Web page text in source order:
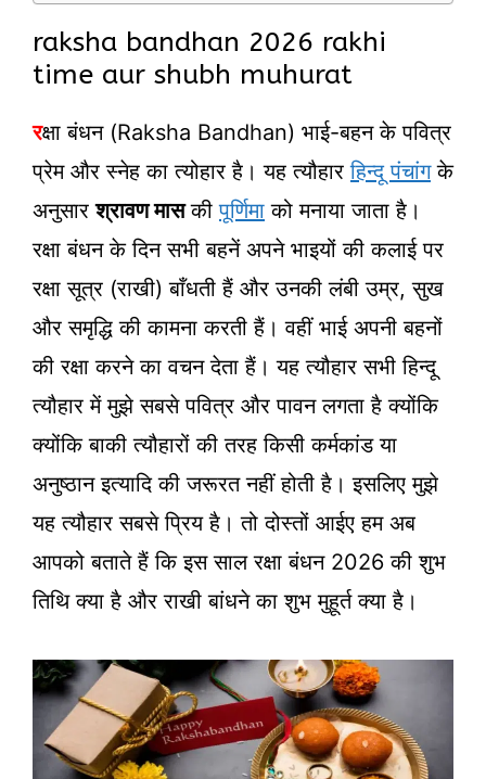
raksha bandhan 2026 rakhi
time aur shubh muhurat
रक्षा बंधन (Raksha Bandhan) भाई-बहन के पवित्र
प्रेम और स्नेह का त्योहार है। यह त्यौहारहिन्दू पंचांगके
अनुसारश्रावण मासकीपूर्णिमा को मनाया जाता है।
रक्षा बंधन के दिन सभी बहनें अपने भाइयों की कलाई पर
रक्षा सूत्र (राखी) बाँधती हैं और उनकी लंबी उम्र, सुख
और समृद्धि की कामना करती हैं। वहीं भाई अपनी बहनों
की रक्षा करने का वचन देता हैं। यह त्यौहार सभी हिन्दू
त्यौहार में मुझे सबसे पवित्र और पावन लगता है क्योंकि
क्योंकि बाकी त्यौहारों की तरह किसी कर्मकांड या
अनुष्ठान इत्यादि की जरूरत नहीं होती है। इसलिए मुझे
यह त्यौहार सबसे प्रिय है। तो दोस्तों आईए हम अब
आपको बताते हैं कि इस साल रक्षा बंधन 2026 की शुभ
तिथि क्या है और राखी बांधने का शुभ मुहूर्त क्या है।